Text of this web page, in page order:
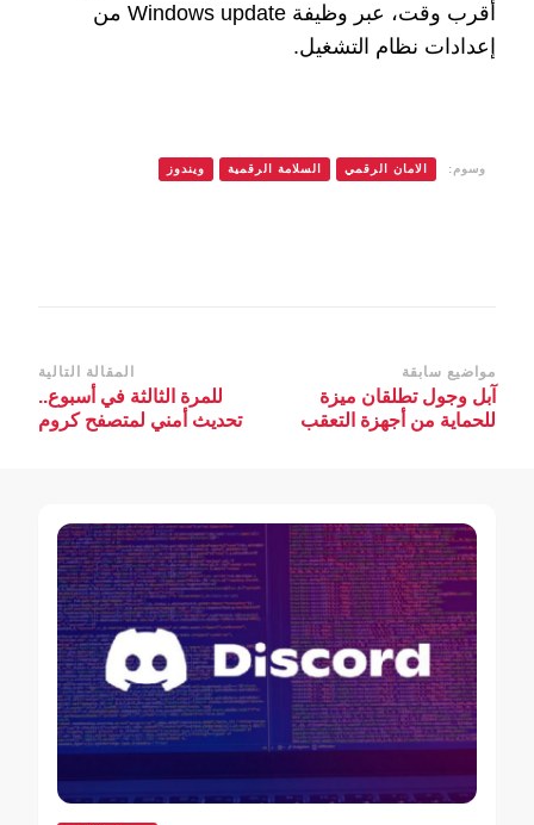
أقرب وقت، عبر وظيفة Windows update من
إعدادات نظام التشغيل.
وسوم: الامان الرقمي السلامة الرقمية ويندوز
التنقل
بين
مواضيع سابقة
آبل وجول تطلقان ميزة
للحماية من أجهزة التعقب
المقالة التالية
للمرة الثالثة في أسبوع..
تحديث أمني لمتصفح كروم